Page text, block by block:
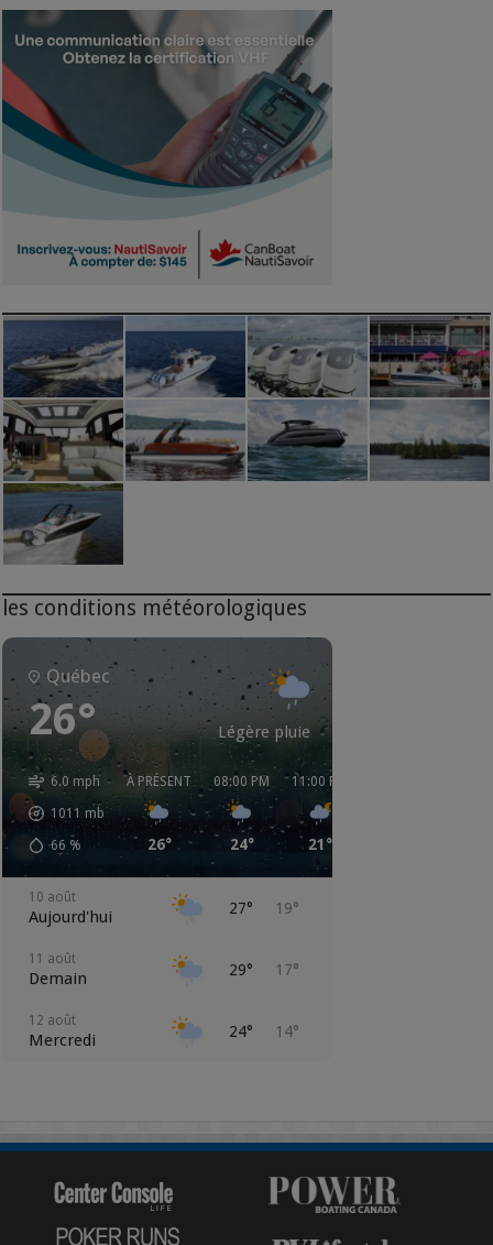
les conditions météorologiques
Québec
26° Légère pluie
6.0 mph
1011 mb
66 %
À PRÉSENT
26°
08:00 PM
24°
11:00 PM
21°
10 août
Aujourd'hui 27° 19°
11 août
Demain 29° 17°
12 août
Mercredi 24° 14°
14 août
23° 13°
15 août
Samedi